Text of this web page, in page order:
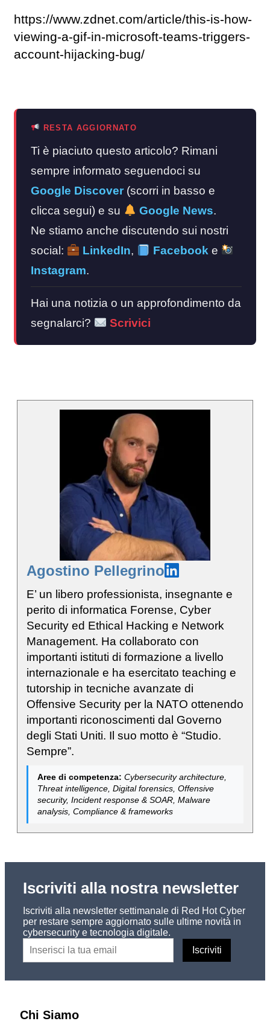
https://www.zdnet.com/article/this-is-how-
viewing-a-gif-in-microsoft-teams-triggers-
account-hijacking-bug/
RESTA AGGIORNATO
Ti è piaciuto questo articolo? Rimani
sempre informato seguendoci su
Google Discover (scorri in basso e
clicca segui) e su
Google News.
Ne stiamo anche discutendo sui nostri
social:
LinkedIn, Facebook e
Instagram.
Hai una notizia o un approfondimento da
segnalarci?
Scrivici
Agostino Pellegrino
E’ un libero professionista, insegnante e
perito di informatica Forense, Cyber
Security ed Ethical Hacking e Network
Management. Ha collaborato con
importanti istituti di formazione a livello
internazionale e ha esercitato teaching e
tutorship in tecniche avanzate di
Offensive Security per la NATO ottenendo
importanti riconoscimenti dal Governo
degli Stati Uniti. Il suo motto è “Studio.
Sempre”.
Aree di competenza: Cybersecurity architecture,
Threat intelligence, Digital forensics, Offensive
security, Incident response & SOAR, Malware
analysis, Compliance & frameworks
Iscriviti alla nostra newsletter
Iscriviti alla newsletter settimanale di Red Hot Cyber
per restare sempre aggiornato sulle ultime novità in
cybersecurity e tecnologia digitale.
Chi Siamo